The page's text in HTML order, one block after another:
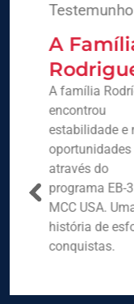
Testemunho
A
A família
encontrou
estabilidade e
oportunidades
através do
programa EB-
MCC USA. Uma
história de
conquistas.